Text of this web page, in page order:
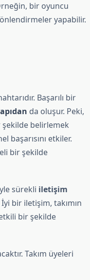
bir oyuncu
yapabilir.
Başarılı bir
da oluşur. Peki,
şekilde belirlemek
başarısını etkiler.
bir şekilde
sürekli iletişim
bir iletişim, takımın
bir şekilde
Takım üyeleri